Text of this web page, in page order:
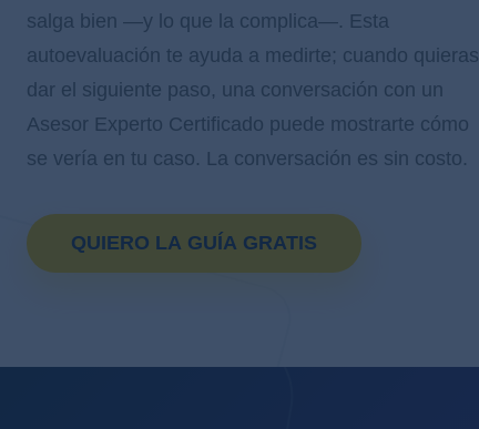
salga bien —y lo que la complica—. Esta
autoevaluación te ayuda a medirte; cuando quieras
dar el siguiente paso, una conversación con un
Asesor Experto Certificado puede mostrarte cómo
se vería en tu caso. La conversación es sin costo.
QUIERO LA GUÍA GRATIS